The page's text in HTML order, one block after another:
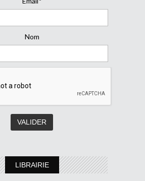
Nom
LIBRAIRIE